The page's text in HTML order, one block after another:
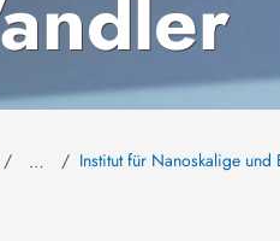
… Institut für Nanoskalige